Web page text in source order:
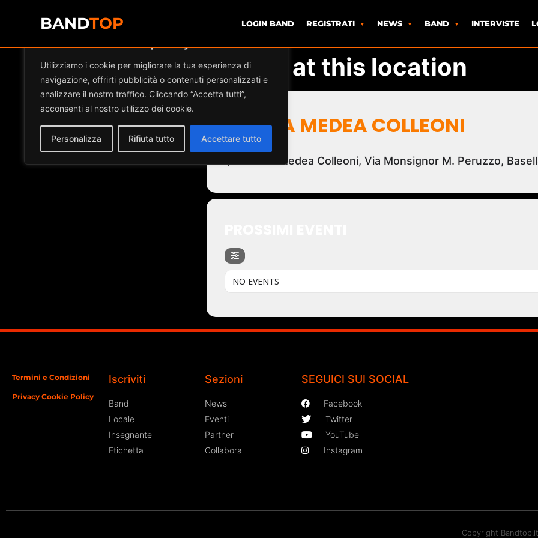
Utilizziamo i cookie per migliorare la tua esperienza di
navigazione, offrirti pubblicità o contenuti personalizzati e
analizzare il nostro traffico. Cliccando “Accetta tutti”,
acconsenti al nostro utilizzo dei cookie.
Personalizza Rifiuta tutto Accettare tutto
BANDTOP LOGIN BAND REGISTRATI NEWS BAND INTERVISTE
Events at this location
PIAZZA MEDEA COLLEONI
Piazza Medea Colleoni, Via Monsignor M. Peruzzo,
NO EVENTS
Termini e Condizioni
Privacy Cookie Policy
Iscriviti
Band
Locale
Insegnante
Etichetta
Sezioni
News
Eventi
Partner
Collabora
SEGUICI SUI SOCIAL
Facebook
Twitter
YouTube
Instagram
Copyright